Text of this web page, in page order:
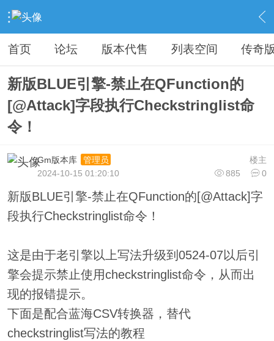
› 教程广告专区 › 视屏教程学习 › 内容
首页 论坛 版本代售 列表空间 传奇
新版BLUE引擎-禁止在QFunction的
[@Attack]字段执行Checkstringlist命
令！
楼主
Gm版本库
管理员
885
0
2024-10-15 01:20:10
新版BLUE引擎-禁止在QFunction的[@Attack]字
段执行Checkstringlist命令！
这是由于老引擎以上写法升级到0524-07以后引
擎会提示禁止使用checkstringlist命令，从而出
现的报错提示。
下面是配合蓝海CSV转换器，替代
checkstringlist写法的教程